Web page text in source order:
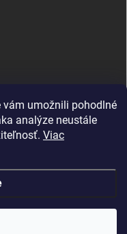
vám umožnili pohodlné
analýze neustále
Viac
Upraviť nastavenie